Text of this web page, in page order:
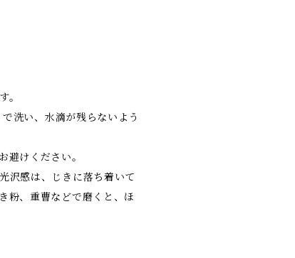
。
洗い、水滴が残らないよう
避けください。
沢感は、じきに落ち着いて
粉、重曹などで磨くと、ほ